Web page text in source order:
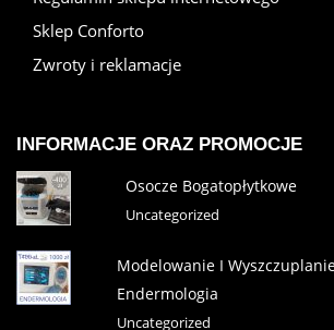
Sklep Conforto
Zwroty i reklamacje
INFORMACJE ORAZ PROMOCJE
Osocze Bogatopłytkowe
Uncategorized
Modelowanie I
Endermologia
Uncategorized